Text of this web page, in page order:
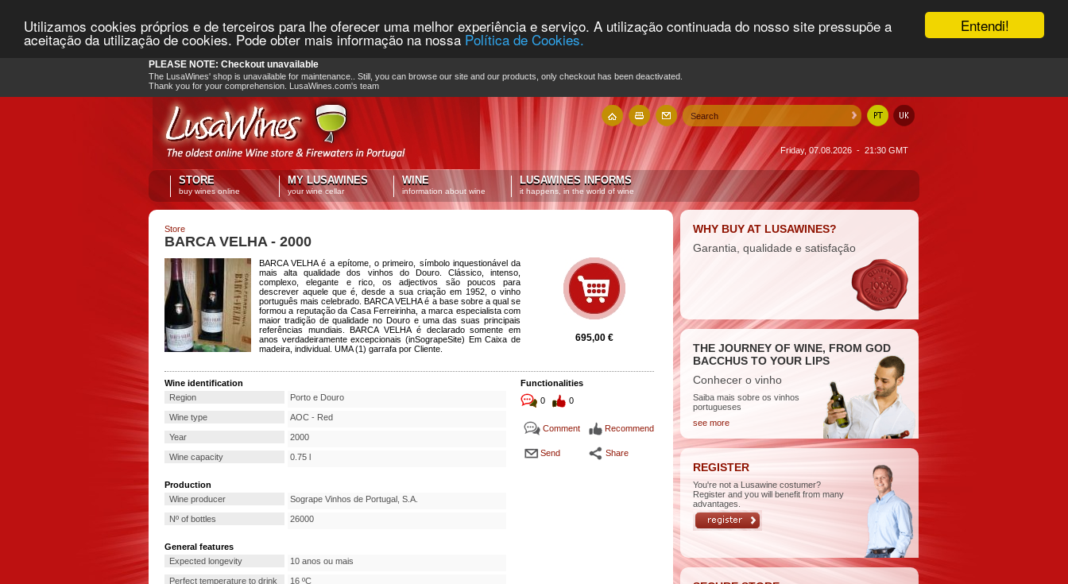
Entendi!
Utilizamos cookies próprios e de terceiros para lhe oferecer uma melhor experiência e serviço. A utilização continuada do nosso site pressupõe a
aceitação da utilização de cookies. Pode obter mais informação na nossa Política de Cookies.
PLEASE NOTE: Checkout unavailable
The LusaWines' shop is unavailable for maintenance.. Still, you can browse our site and our products, only checkout has been deactivated.
Thank you for your comprehension. LusaWines.com's team
Friday, 07.08.2026 - 21:30 GMT
STORE
buy wines online
MY LUSAWINES
your wine cellar
WINE
information about wine
LUSAWINES INFORMS
it happens, in the world of wine
Store
BARCA VELHA - 2000
BARCA VELHA é a epítome, o primeiro, símbolo inquestionável da
mais alta qualidade dos vinhos do Douro. Clássico, intenso,
complexo, elegante e rico, os adjectivos são poucos para
descrever aquele que é, desde a sua criação em 1952, o vinho
português mais celebrado. BARCA VELHA é a base sobre a qual se
formou a reputação da Casa Ferreirinha, a marca especialista com
maior tradição de qualidade no Douro e uma das suas principais
referências mundiais. BARCA VELHA é declarado somente em
anos verdadeiramente excepcionais (inSograpeSite) Em Caixa de
madeira, individual. UMA (1) garrafa por Cliente.
695,00 €
Wine identification
Region
Porto e Douro
Wine type AOC - Red
Year 2000
Wine capacity 0.75 l
Production
Wine producer
Sogrape Vinhos de Portugal, S.A.
Nº of bottles 26000
General features
Expected longevity
10 anos ou mais
Perfect temperature to drink 16 ºC
Functionalities
0
0
Comment Recommend
Send Share
WHY BUY AT LUSAWINES?
Garantia, qualidade e satisfação
THE JOURNEY OF WINE, FROM GOD
BACCHUS TO YOUR LIPS
Conhecer o vinho
Saiba mais sobre os vinhos
portugueses
see more
REGISTER
You're not a Lusawine costumer?
Register and you will benefit from many
advantages.